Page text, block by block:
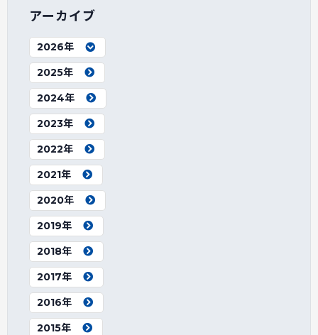
アーカイブ
2026年
2025年
2024年
2023年
2022年
2021年
2020年
2019年
2018年
2017年
2016年
2015年